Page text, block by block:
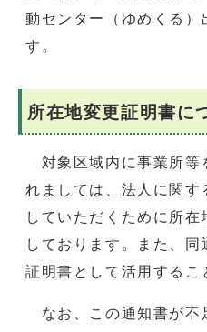
動センター（ゆめくる）
す。
所在地変更証明書に
対象区域内に事業所等
れましては、法人に関す
していただくために所在
しております。また、
証明書として活用するこ
なお、この通知書が不